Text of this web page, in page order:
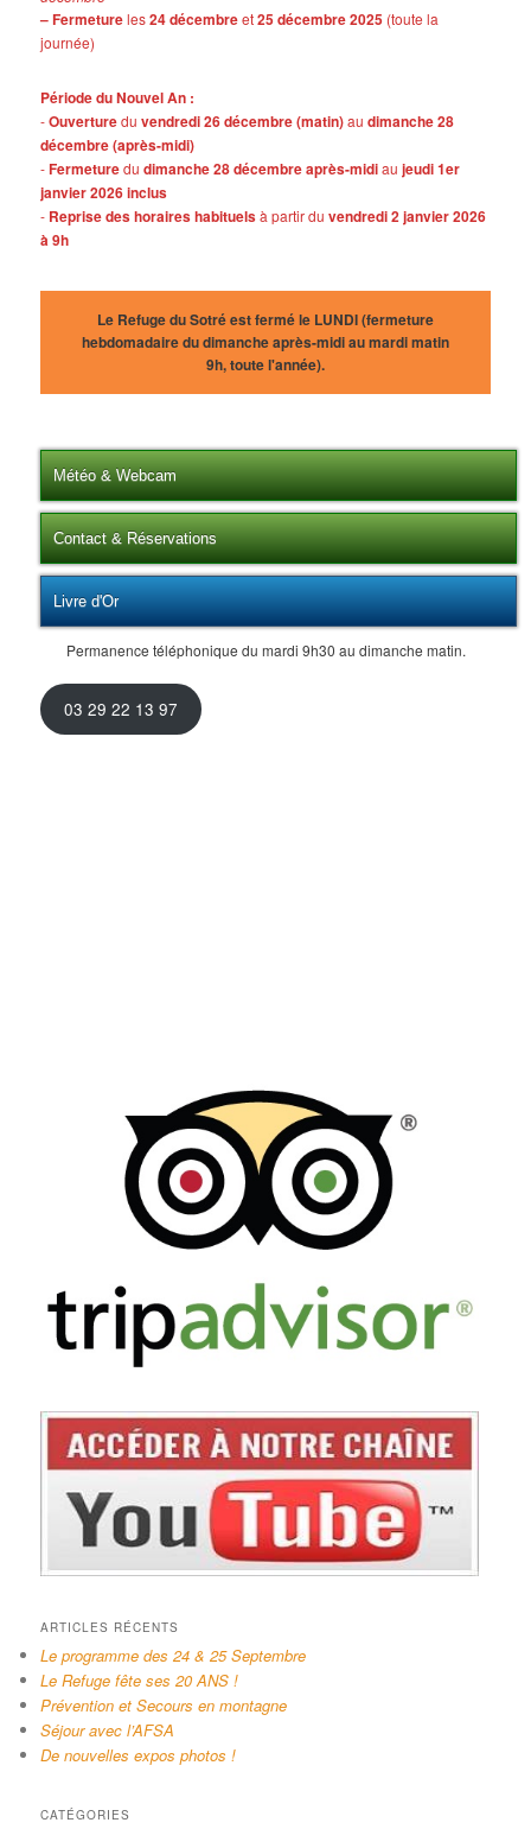
– Fermetureles24 décembreet25 décembre 2025 (toute la
journée)
Période du Nouvel An :
-Ouvertureduvendredi 26 décembre (matin)audimanche 28
décembre (après-midi)
-Fermeturedudimanche 28 décembre après-midiaujeudi 1er
janvier 2026 inclus
- Reprise des horaires habituelsà partir duvendredi 2 janvier 2026
à 9h
Le Refuge du Sotré est fermé le LUNDI (fermeture
hebdomadaire du dimanche après-midi au mardi matin
9h, toute l'année).
Météo & Webcam
Contact & Réservations
Livre d'Or
Permanence téléphonique du mardi 9h30 au dimanche matin.
03 29 22 13 97
ARTICLES RÉCENTS
Le programme des 24 & 25 Septembre
Le Refuge fête ses 20 ANS !
Prévention et Secours en montagne
Séjour avec l’AFSA
De nouvelles expos photos !
CATÉGORIES